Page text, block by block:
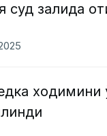
суд залида